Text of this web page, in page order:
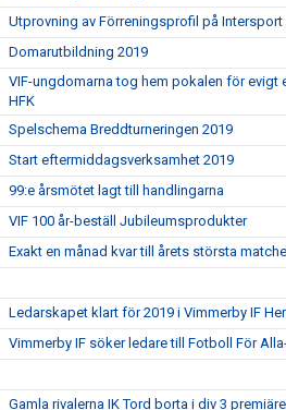
Utprovning av Förreningsprofil på Intersport
Domarutbildning 2019
VIF-ungdomarna tog hem pokalen för evigt
HFK
Spelschema Breddturneringen 2019
Start eftermiddagsverksamhet 2019
99:e årsmötet lagt till handlingarna
VIF 100 år-beställ Jubileumsprodukter
Exakt en månad kvar till årets största
Ledarskapet klart för 2019 i Vimmerby IF
Vimmerby IF söker ledare till Fotboll För
Gamla rivalerna IK Tord borta i div 3